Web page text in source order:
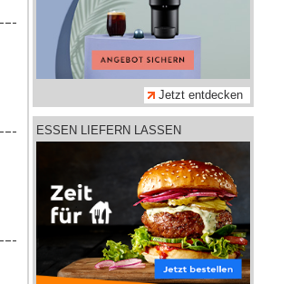
Jetzt entdecken
ESSEN LIEFERN LASSEN